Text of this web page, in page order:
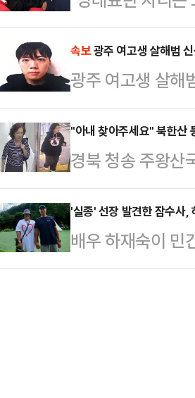
야 한다"고 말하
해야 한다"고 주
자체가 달라지고
삼성 총파업 …
택시 안에서 귀에
자리에서 들었던
는 지점은 같았다
선거 출마설과 공
택시기사의 이야
힘 후보의 개소식
장동혁 국민의힘
속보광주 여고생 살해범
광주 여고생 살
"아내 찾아주세요" 북한
경북 청송 주왕산
이번엔 50대 여성
다.13일 서울 송
실종된 것 같다"
남편은 실종 당일
'실종' 선장 발견한 잠수사,
배우 하재숙이 민
을 발견했다는 사